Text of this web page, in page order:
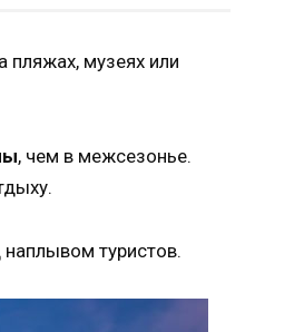
пляжах, музеях или
, чем в межсезонье.
туристов.